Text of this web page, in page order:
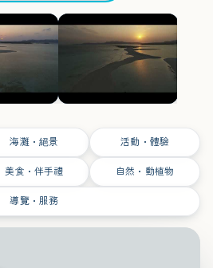
海灘・絕景
活動・體驗
美食・伴手禮
自然・動植物
導覽・服務